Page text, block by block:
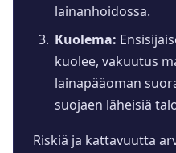
lainanhoidossa.
Kuolema:
kuolee, vakuutus
lainapääoman
suojaen läheisiä
Riskiä ja kattavuutta